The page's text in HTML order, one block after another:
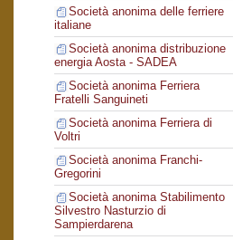
Società anonima delle ferriere
italiane
Società anonima distribuzione
energia Aosta - SADEA
Società anonima Ferriera
Fratelli Sanguineti
Società anonima Ferriera di
Voltri
Società anonima Franchi-
Gregorini
Società anonima Stabilimento
Silvestro Nasturzio di
Sampierdarena